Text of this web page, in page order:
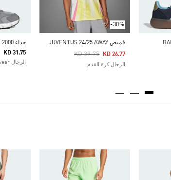
-30%
قميص JUVENTUS 24/25 AWAY
Price Reduced From
KD 39.75
To KD 26.77
الرجال كرة القدم
حذاء CRAZYCHAOS 2000
KD 31.75
الرجال Sportswear